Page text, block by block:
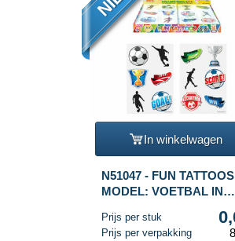
In winkelwagen
N51047 - FUN
MODEL: VOETBAL IN
Prijs per stuk
Prijs per verpakking